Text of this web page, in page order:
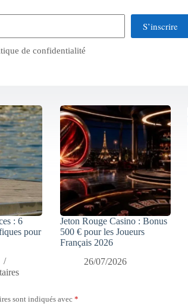
S’inscrire
de confidentialité
: 6
pour
Jeton Rouge Casino : Bonus
500 € pour les Joueurs
Français 2026
26/07/2026
sont indiqués avec *